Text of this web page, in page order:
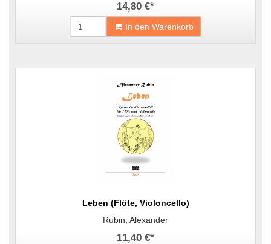
14,80 €*
In den Warenkorb
Leben (Flöte, Violoncello)
Rubin, Alexander
11,40 €*